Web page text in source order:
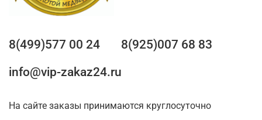
8(499)577 00 24
8(925)007 68 83
info@vip-zakaz24.ru
На сайте заказы принимаются круглосуточно